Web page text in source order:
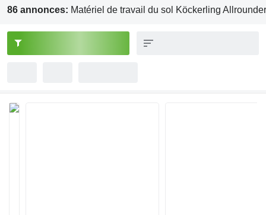
86 annonces: Matériel de travail du sol Köckerling Allrounder